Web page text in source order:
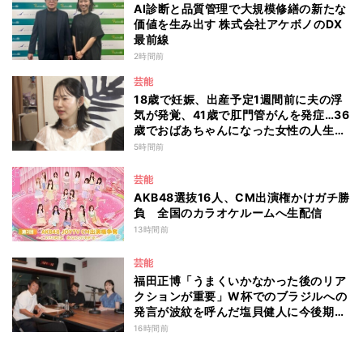
AI診断と品質管理で大規模修繕の新たな
価値を生み出す 株式会社アケボノのDX
最前線
2時間前
芸能
18歳で妊娠、出産予定1週間前に夫の浮
気が発覚、41歳で肛門管がんを発症…36
歳でおばあちゃんになった女性の人生に
島田珠代も思わず涙 『愛のハイエナ
5時間前
芸能
AKB48選抜16人、CM出演権かけガチ勝
負 全国のカラオケルームへ生配信
13時間前
芸能
福田正博「うまくいかなかった後のリア
クションが重要」W杯でのブラジルへの
発言が波紋を呼んだ塩貝健人に今後期待
することは？
16時間前